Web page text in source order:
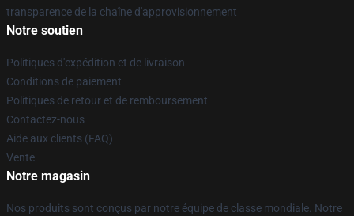
transparence de la chaîne d'approvisionnement
Notre soutien
Politiques d'expédition et de livraison
Conditions de paiement
Politiques de retour et de remboursement
Contactez-nous
Aide aux clients (FAQ)
Vente
Notre magasin
Nos produits sont conçus par notre équipe de classe mondiale. Notre